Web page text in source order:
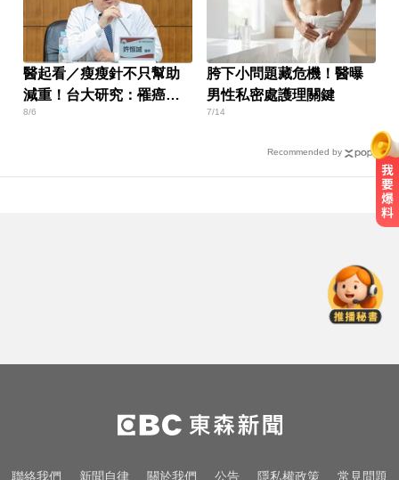
醫起看／瘦瘦針不只幫助
減重！台大研究：罹癌風
險下降4成
8/6
胯下小問題藏危機！醫曝
男性私密處護理關鍵
7/14
Recommended by
動漫名言激勵自己
行動網路降速演練將登場 8/7透過災
防訊息預告
川普嗆伊朗若不開放荷莫茲海峽 將
聯絡我們 新聞自律 關於我們 公告 隱私權政策 常見問題